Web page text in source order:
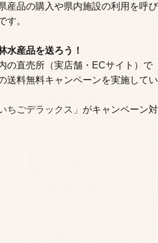
産品の購入や県内施設の利用を呼び
す。
水産品を送ろう！
の直売所（実店舗・ECサイト）で
送料無料キャンペーンを実施してい
ちごデラックス」 がキャンペーン対